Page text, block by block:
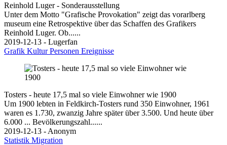
Reinhold Luger - Sonderausstellung
Unter dem Motto "Grafische Provokation" zeigt das vorarlberg
museum eine Retrospektive über das Schaffen des Grafikers
Reinhold Luger. Ob......
2019-12-13 - Lugerfan
Grafik KulturPersonen Ereignisse
Tosters - heute 17,5 mal so viele Einwohner wie 1900
Um 1900 lebten in Feldkirch-Tosters rund 350 Einwohner, 1961
waren es 1.730, zwanzig Jahre später über 3.500. Und heute über
6.000 ... Bevölkerungszahl......
2019-12-13 - Anonym
Statistik Migration